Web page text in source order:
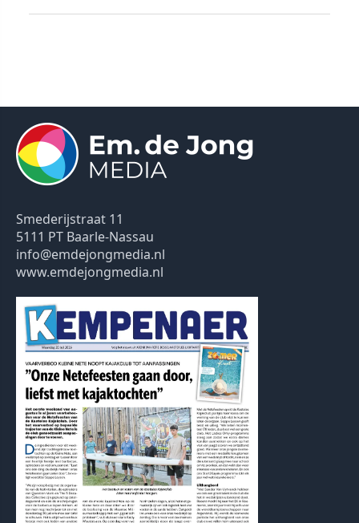
Smederijstraat 11
5111 PT Baarle-Nassau
info@emdejongmedia.nl
www.emdejongmedia.nl